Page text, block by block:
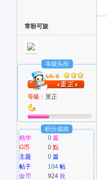
者
常盼可旋
等级头衔
等級： 里正
积分成就
精华
0 篇
G币
0點
主题
0 篇
帖子
104 帖
金币
924枚